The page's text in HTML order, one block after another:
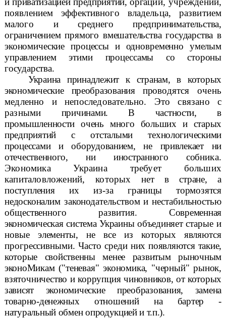
появлением эффективного владельца, развитием
малого и среднего предпринимательства,
ограничением прямого вмешательства государствав
экономические процессы и одновременно умелым
управлением этими процессамы со стороны
государства.
Украина принадлежит к странам, в которых
экономические преобразования проводятся очень
медленно и непоследовательно. Это связано с
разными причинами. В частности, в
промышленности очень много больших и старых
предприятий с отсталыми технологическими
процессами и оборудованием, не привлекает ни
отечественного, ни иностранного собника.
Экономика Украина требует больших
капиталовложений, которыхнет в стране, а
поступления их из-за границы тормозятся
недосконалим законодательством и нестабильностью
общественного развития. Современная
экономическая система Украины объединяетстарые и
новые элементы, не все из которых являются
прогрессивными. Часто срединих появляются такие,
которые свойственны менее развитым рыночным
эконоМикам ("теневая" экономика, "черный" рынок,
взяточничество и коррупциячиновников, от которых
зависят экономические преобразования, замена
товарно-денежных отношений на бартер -
натуральный обмен опродукцией и т.п.).